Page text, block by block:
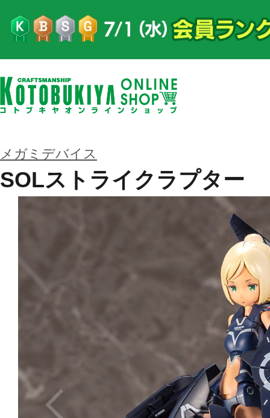
メガミデバイス
SOLストライクラプター